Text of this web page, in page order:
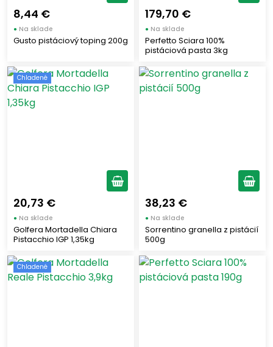
8,44 €
● Na sklade
Gusto pistáciový toping 200g
179,70 €
● Na sklade
Perfetto Sciara 100%
pistáciová pasta 3kg
Chladené
20,73 €
● Na sklade
Golfera Mortadella Chiara
Pistacchio IGP 1,35kg
38,23 €
● Na sklade
Sorrentino granella z pistácií
500g
Chladené